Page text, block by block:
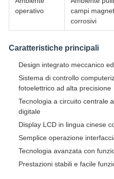
operativo
campi
corrosivi
Caratteristiche principali
Design integrato meccanico
Sistema di controllo
fotoelettrico ad alta precisione
Tecnologia a circuito centrale
digitale
Display LCD in lingua cinese
Semplice operazione
Tecnologia avanzata con
Prestazioni stabili e facile